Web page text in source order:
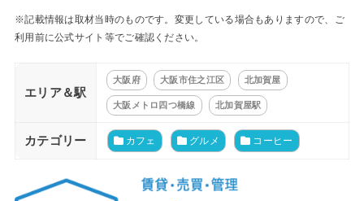
※記載情報は取材当時のものです。変更している場合もありますので、ご
利用前に公式サイト等でご確認ください。
エリア＆駅
大阪府 大阪市住之江区 北加賀屋
大阪メトロ四つ橋線 北加賀屋駅
カテゴリー カフェ グルメ コーヒー